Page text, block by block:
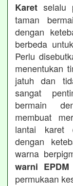
Karet selalu
taman
dengan
berbeda
Perlu
menentukan
jatuh dan
sangat
bermain
membuat
lantai karet
dengan
warna
warni
permukaan